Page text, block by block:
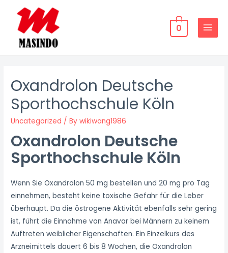
content
0
MAIN
Oxandrolon Deutsche
Sporthochschule Köln
Uncategorized / Bywikiwang1986
Oxandrolon Deutsche
Sporthochschule Köln
Wenn Sie Oxandrolon 50 mg bestellen und 20 mg pro Tag
einnehmen, besteht keine toxische Gefahr für die Leber
überhaupt. Da die östrogene Aktivität ebenfalls sehr gering
ist, führt die Einnahme von Anavar bei Männern zu keinem
Auftreten weiblicher Eigenschaften. Ein Einzelkurs des
Arzneimittels dauert 6 bis 8 Wochen, die Oxandrolon